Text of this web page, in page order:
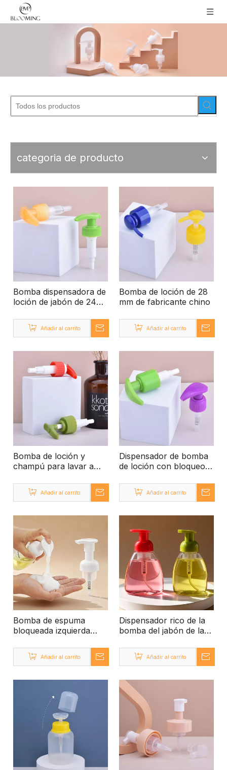
categoria de producto
Bomba dispensadora de
loción de jabón de 24
Añadir al carrito
Bomba de loción de 28
mm de fabricante chino
Añadir al carrito
Bomba de loción y
champú para lavar a
Añadir al carrito
Dispensador de bomba
de loción con bloqueo
para champú
Añadir al carrito
Bomba de espuma
bloqueada izquierda
Añadir al carrito
Dispensador rico de la
bomba del jabón de la
0.8cc 1.6cc
Añadir al carrito